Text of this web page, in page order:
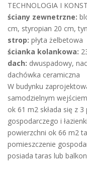
TECHNOLOGIA I
ściany zewnetrzne:
cm, styropian 20 cm,
strop: płyta żelbetowa
ścianka kolankowa:
dach: dwuspadowy,
dachówka ceramiczna
W budynku
samodzielnym
ok 61 m2 składa się z
gospodarczego i
powierzchni ok 66 m2
pomieszczenie
posiada taras lub